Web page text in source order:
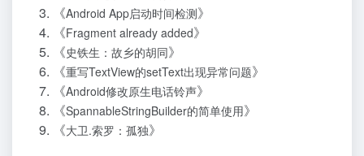
《Android App启动时间检测》
《Fragment already added》
《史铁生：故乡的胡同》
《重写TextView的setText出现异常问题》
《Android修改原生电话铃声》
《SpannableStringBuilder的简单使用》
《大卫.索罗：孤独》